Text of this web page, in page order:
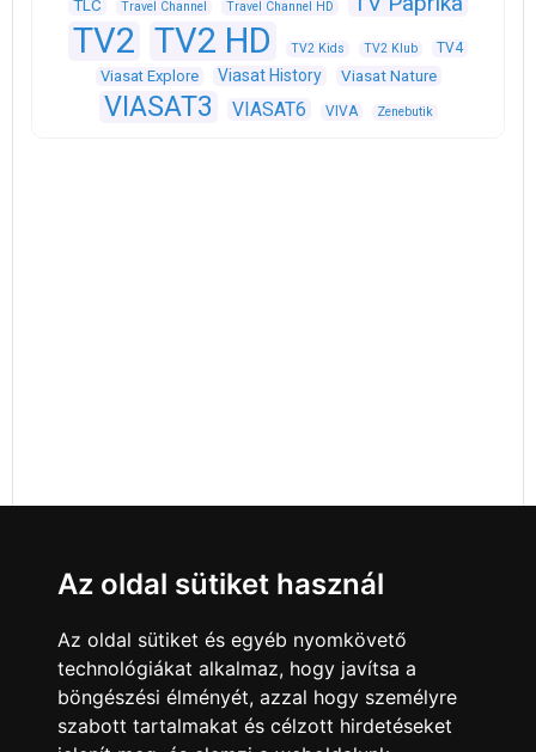
TLC Travel Channel Travel Channel HD
TV2 TV2 HD TV2 Kids TV2 Klub TV4
Viasat Explore Viasat History Viasat Nature
VIASAT3 VIASAT6 VIVA Zenebutik
Az oldal sütiket használ
Az oldal sütiket és egyéb nyomkövető
technológiákat alkalmaz, hogy javítsa a
böngészési élményét, azzal hogy személyre
szabott tartalmakat és célzott hirdetéseket